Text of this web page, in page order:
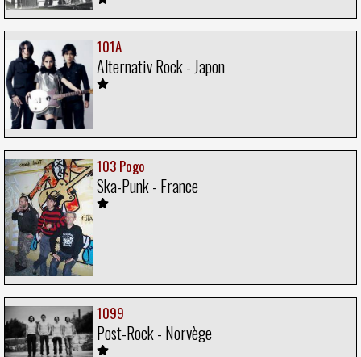
101A
Alternativ Rock - Japon
103 Pogo
Ska-Punk - France
1099
Post-Rock - Norvège